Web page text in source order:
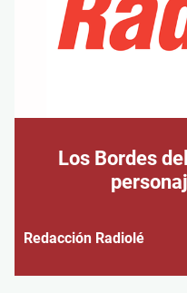
Los Bordes
Redacción Radiolé